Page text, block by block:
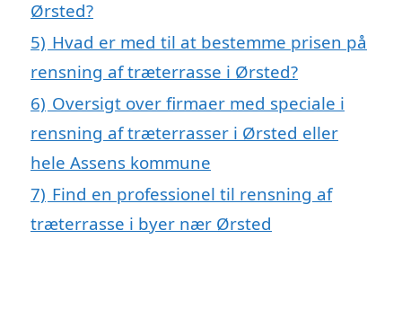
Ørsted?
5) Hvad er med til at bestemme prisen på
rensning af træterrasse i Ørsted?
6) Oversigt over firmaer med speciale i
rensning af træterrasser i Ørsted eller
hele Assens kommune
7) Find en professionel til rensning af
træterrasse i byer nær Ørsted